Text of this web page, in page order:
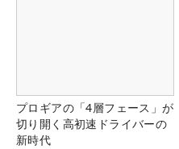
プロギアの「4層フェース」が
切り開く高初速ドライバーの
新時代